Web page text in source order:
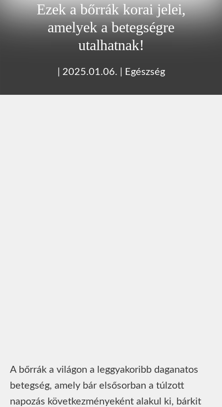
Ezek a bőrrák korai jelei,
amelyek a betegségre
utalhatnak!
2025.01.06. Egészség
A bőrrák a világon a leggyakoribb daganatos
betegség, amely bár elsősorban a túlzott
napozás következményeként alakul ki, bárkit